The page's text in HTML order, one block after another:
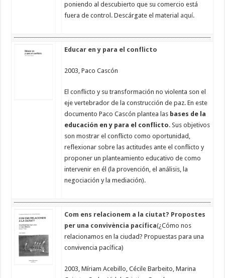
poniendo al descubierto que su comercio está
fuera de control. Descárgate el material aquí.
Educar en y para el conflicto
2003, Paco Cascón
El conflicto y su transformación no violenta son el
eje vertebrador de la construcción de paz. En este
documento Paco Cascón plantea las bases de la
educación en y para el conflicto. Sus objetivos
son mostrar el conflicto como oportunidad,
reflexionar sobre las actitudes ante el conflicto y
proponer un planteamiento educativo de como
intervenir en él (la provención, el análisis, la
negociación y la mediación).
Com ens relacionem a la ciutat? Propostes
per una convivència pacífica(¿Cómo nos
relacionamos en la ciudad? Propuestas para una
convivencia pacífica)
2003, Míriam Acebillo, Cécile Barbeito, Marina